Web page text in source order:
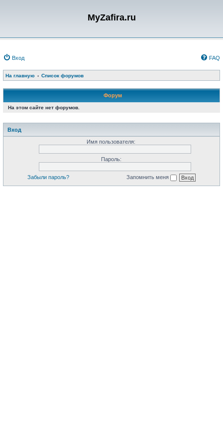
MyZafira.ru
Вход FAQ
На главную Список форумов
Форум
На этом сайте нет форумов.
Вход
Имя пользователя:
Пароль:
Забыли пароль? Запомнить меня